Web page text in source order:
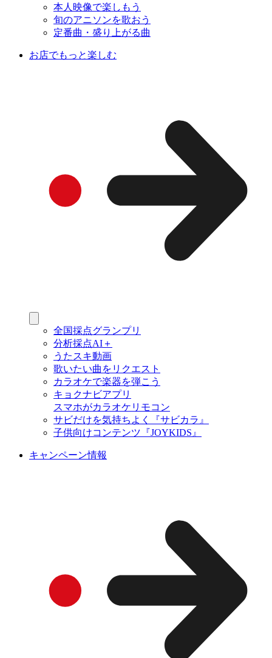
本人映像で楽しもう
旬のアニソンを歌おう
定番曲・盛り上がる曲
お店でもっと楽しむ
全国採点グランプリ
分析採点AI＋
うたスキ動画
歌いたい曲をリクエスト
カラオケで楽器を弾こう
キョクナビアプリ
スマホがカラオケリモコン
サビだけを気持ちよく『サビカラ』
子供向けコンテンツ『JOYKIDS』
キャンペーン情報